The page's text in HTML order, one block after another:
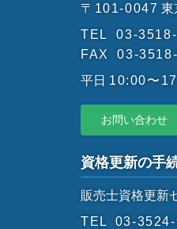
〒101-0047 東
TEL
03-
FAX
03-
平日 10:00〜
お問い合わせ
資格更新の手
販売士資格更新
TEL
03-3524-